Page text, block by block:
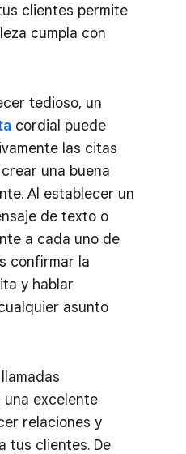
clientes permite
cumpla con
tedioso, un
cordial puede
las citas
una buena
Al establecer un
de texto o
a cada uno de
confirmar la
y hablar
asunto
una excelente
relaciones y
tus clientes. De